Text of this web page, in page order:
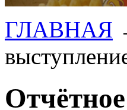
ГЛАВНАЯ